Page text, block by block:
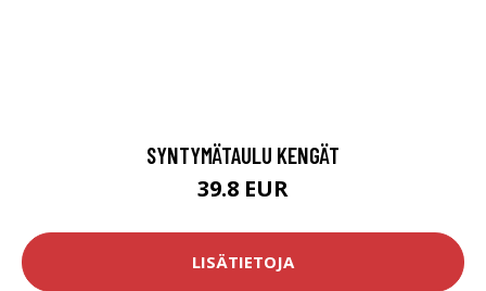
SYNTYMÄTAULU KENGÄT
39.8 EUR
LISÄTIETOJA